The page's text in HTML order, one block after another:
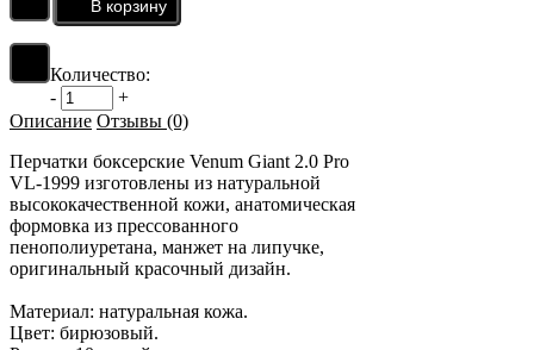
Количество:
-
+
Описание Отзывы (0)
Перчатки боксерские Venum Giant 2.0 Pro
VL-1999 изготовлены из натуральной
высококачественной кожи, анатомическая
формовка из прессованного
пенополиуретана, манжет на липучке,
оригинальный красочный дизайн.
Материал: натуральная кожа.
Цвет: бирюзовый.